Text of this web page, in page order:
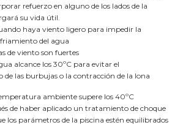
refuerzo en alguno de los lados de la
su vida útil.
haya viento ligero para impedir la
del agua
de viento son fuertes
alcance los 30ºC para evitar el
de las burbujas o la contracción de la lona
ambiente supere los 40ºC
de haber aplicado un tratamiento de choque
los parámetros de la piscina estén equilibrados